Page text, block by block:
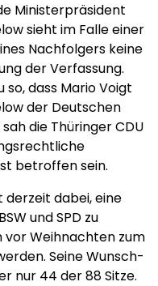
Ministerpräsident
sieht im Falle einer
Nachfolgers keine
der Verfassung.
dass Mario Voigt
der Deutschen
die Thüringer CDU
betroffen sein.
derzeit dabei, eine
und SPD zu
Weihnachten zum
Seine Wunsch-
nur 44 der 88 Sitze.